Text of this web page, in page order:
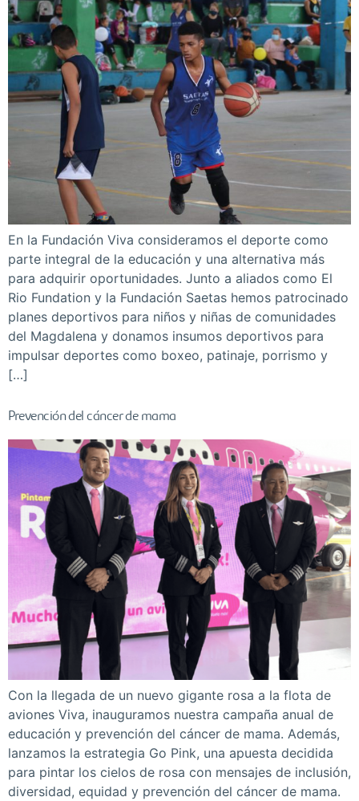
En la Fundación Viva consideramos el deporte como
parte integral de la educación y una alternativa más
para adquirir oportunidades. Junto a aliados como El
Rio Fundation y la Fundación Saetas hemos patrocinado
planes deportivos para niños y niñas de comunidades
del Magdalena y donamos insumos deportivos para
impulsar deportes como boxeo, patinaje, porrismo y
[…]
Prevención del cáncer de mama
Con la llegada de un nuevo gigante rosa a la flota de
aviones Viva, inauguramos nuestra campaña anual de
educación y prevención del cáncer de mama. Además,
lanzamos la estrategia Go Pink, una apuesta decidida
para pintar los cielos de rosa con mensajes de inclusión,
diversidad, equidad y prevención del cáncer de mama.